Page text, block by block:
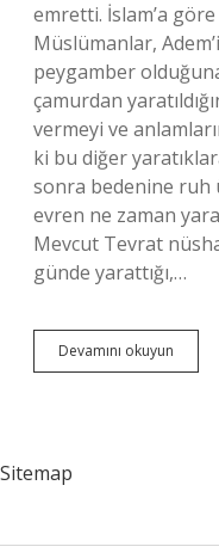
emretti. İslam’a göre
Müslümanlar,
peygamber
çamurdan
vermeyi ve
ki bu diğer
sonra bedenine ruh
evren ne zaman
Mevcut Tevrat
günde yarattığı,…
Devamını okuyun
Dinine
Sitemap